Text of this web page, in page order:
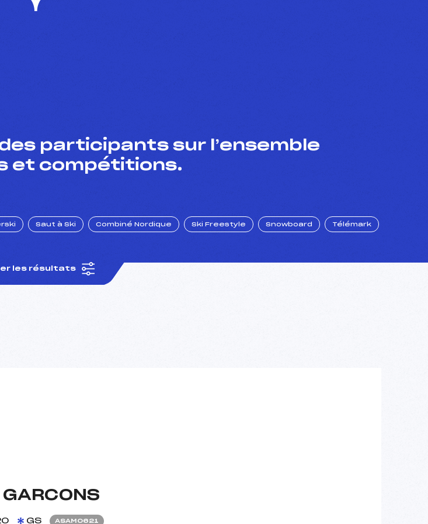
participants sur l’ensemble
et compétitions.
Saut à Ski Combiné Nordique Ski Freestyle Snowboard Télémark
les résultats
GS ASAM0621